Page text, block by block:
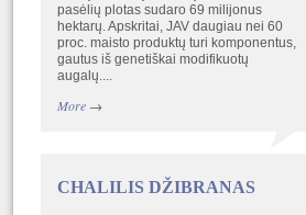
pasėlių plotas sudaro 69 milijonus
hektarų. Apskritai, JAV daugiau nei 60
proc. maisto produktų turi komponentus,
gautus iš genetiškai modifikuotų
augalų....
More→
CHALILIS DŽIBRANAS